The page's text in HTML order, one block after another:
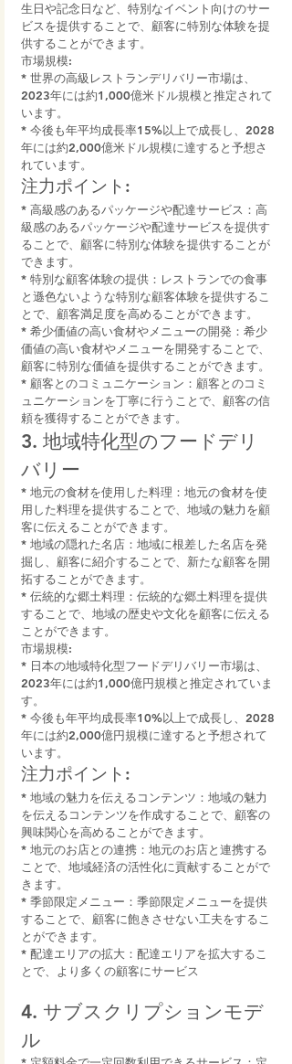
生日や記念日など、特別なイベント向けのサー
ビスを提供することで、顧客に特別な体験を提
供することができます。
市場規模:
* 世界の高級レストランデリバリー市場は、
2023年には約1,000億米ドル規模と推定されて
います。
* 今後も年平均成長率15%以上で成長し、2028
年には約2,000億米ドル規模に達すると予想さ
れています。
注力ポイント:
* 高級感のあるパッケージや配達サービス：高
級感のあるパッケージや配達サービスを提供す
ることで、顧客に特別な体験を提供することが
できます。
* 特別な顧客体験の提供：レストランでの食事
と遜色ないような特別な顧客体験を提供するこ
とで、顧客満足度を高めることができます。
* 希少価値の高い食材やメニューの開発：希少
価値の高い食材やメニューを開発することで、
顧客に特別な価値を提供することができます。
* 顧客とのコミュニケーション：顧客とのコミ
ュニケーションを丁寧に行うことで、顧客の信
頼を獲得することができます。
3. 地域特化型のフードデリ
バリー
* 地元の食材を使用した料理：地元の食材を使
用した料理を提供することで、地域の魅力を顧
客に伝えることができます。
* 地域の隠れた名店：地域に根差した名店を発
掘し、顧客に紹介することで、新たな顧客を開
拓することができます。
* 伝統的な郷土料理：伝統的な郷土料理を提供
することで、地域の歴史や文化を顧客に伝える
ことができます。
市場規模:
* 日本の地域特化型フードデリバリー市場は、
2023年には約1,000億円規模と推定されていま
す。
* 今後も年平均成長率10%以上で成長し、2028
年には約2,000億円規模に達すると予想されて
います。
注力ポイント:
* 地域の魅力を伝えるコンテンツ：地域の魅力
を伝えるコンテンツを作成することで、顧客の
興味関心を高めることができます。
* 地元のお店との連携：地元のお店と連携する
ことで、地域経済の活性化に貢献することがで
きます。
* 季節限定メニュー：季節限定メニューを提供
することで、顧客に飽きさせない工夫をするこ
とができます。
* 配達エリアの拡大：配達エリアを拡大するこ
とで、より多くの顧客にサービス
4. サブスクリプションモデ
ル